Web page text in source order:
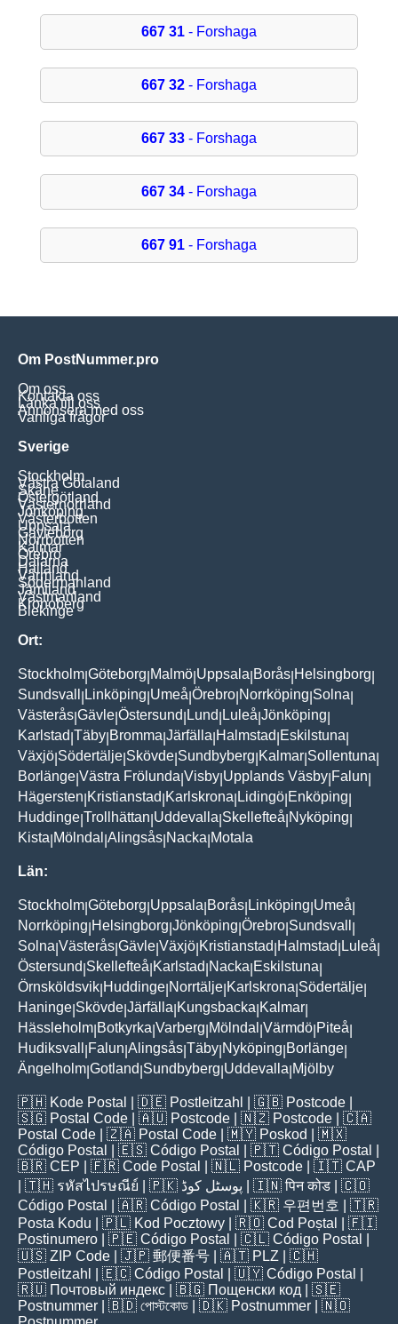
667 31- Forshaga
667 32- Forshaga
667 33- Forshaga
667 34- Forshaga
667 91- Forshaga
Om PostNummer.pro
Om oss
Kontakta oss
Länka till oss
Annonsera med oss
Vanliga frågor
Sverige
Stockholm
Västra Götaland
Skåne
Östergötland
Västernorrland
Jönköping
Västerbotten
Uppsala
Gävleborg
Norrbotten
Kalmar
Örebro
Dalarna
Halland
Värmland
Södermanland
Jämtland
Västmanland
Kronoberg
Blekinge
Ort:
Stockholm Göteborg Malmö Uppsala Borås Helsingborg
Sundsvall
Linköping Umeå Örebro Norrköping Solna
Västerås Gävle Östersund Lund Luleå Jönköping
Karlstad Täby Bromma Järfälla Halmstad Eskilstuna
Växjö Södertälje Skövde Sundbyberg Kalmar Sollentuna
Borlänge Västra Frölunda Visby Upplands Väsby Falun
Hägersten Kristianstad Karlskrona Lidingö Enköping
Huddinge Trollhättan Uddevalla Skellefteå Nyköping
Kista Mölndal Alingsås Nacka Motala
Län:
Stockholm Göteborg Uppsala Borås Linköping Umeå
Norrköping Helsingborg Jönköping Örebro Sundsvall
Solna Västerås Gävle Växjö Kristianstad Halmstad Luleå
Östersund Skellefteå Karlstad Nacka Eskilstuna
Örnsköldsvik Huddinge Norrtälje Karlskrona Södertälje
Haninge Skövde Järfälla Kungsbacka Kalmar
Hässleholm Botkyrka Varberg Mölndal Värmdö Piteå
Hudiksvall
Falun Alingsås Täby Nyköping Borlänge
Ängelholm Gotland Sundbyberg Uddevalla Mjölby
🇵🇭 Kode Postal | 🇩🇪 Postleitzahl | 🇬🇧 Postcode
🇸🇬 Postal Code | 🇦🇺 Postcode | 🇳🇿 Postcode | 🇨🇦
Postal Code | 🇿🇦 Postal Code | 🇲🇾 Poskod
| 🇲🇽
Código Postal
| 🇪🇸 Código Postal | 🇵🇹 Código Postal
🇧🇷 CEP | 🇫🇷 Code Postal | 🇳🇱 Postcode | 🇮🇹 CAP
| 🇹🇭 รหัสไปรษณีย์ | 🇵🇰 پوسٹل کوڈ | 🇮🇳पिन कोड | 🇨🇴
Código Postal
| 🇦🇷 Código Postal | 🇰🇷 우편번호
| 🇹🇷
Posta Kodu | 🇵🇱 Kod Pocztowy | 🇷🇴 Cod Poștal
| 🇫🇮
Postinumero | 🇵🇪 Código Postal | 🇨🇱 Código Postal
🇺🇸 ZIP Code | 🇯🇵 郵便番号 | 🇦🇹 PLZ | 🇨🇭
Postleitzahl
| 🇪🇨 Código Postal | 🇺🇾 Código Postal
🇷🇺 Почтовый индекс | 🇧🇬 Пощенски код | 🇸🇪
Postnummer | 🇧🇩 পোস্টকোড | 🇩🇰 Postnummer | 🇳🇴